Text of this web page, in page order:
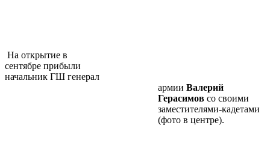
На открытие в
сентябре прибыли
начальник ГШ генерал
армии Валерий
Герасимов со своими
заместителями-кадетами
(фото в центре).